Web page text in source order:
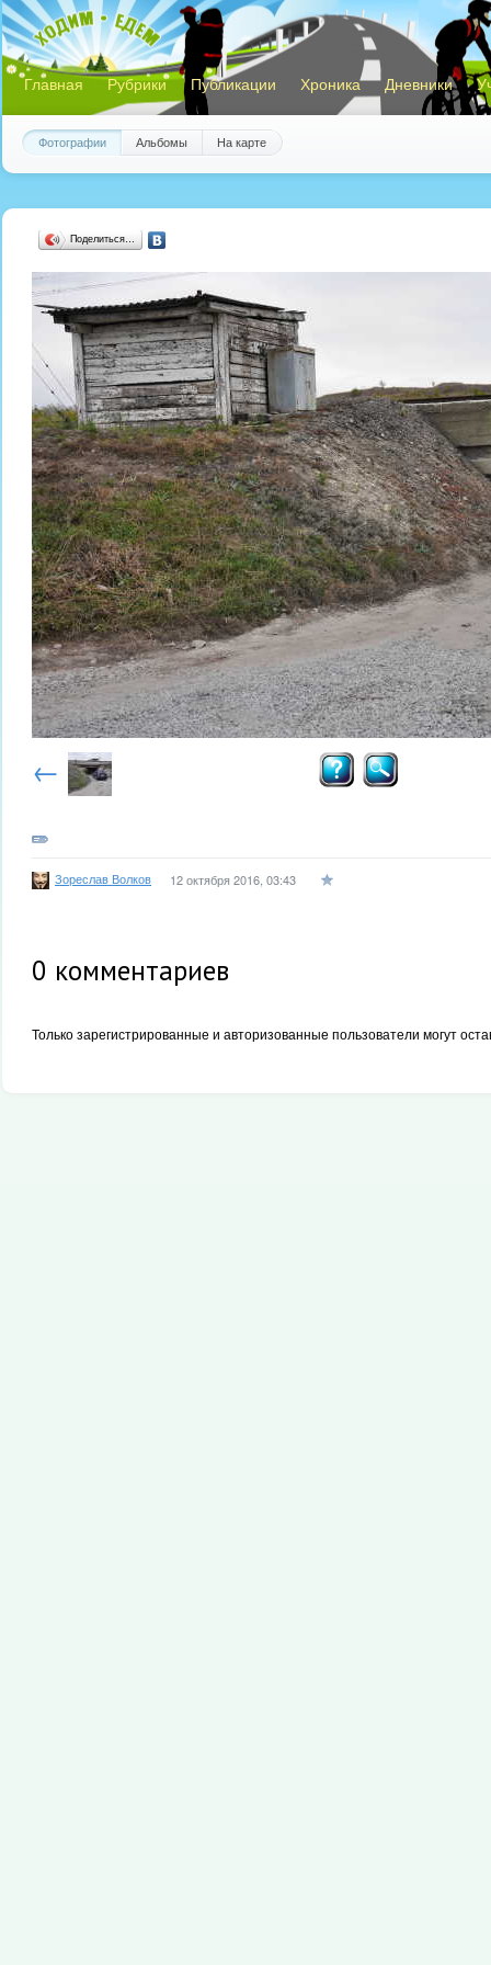
Главная Рубрики Публикации Хроника Дневники
Фотографии Альбомы На карте
Поделиться…
←
Зореслав Волков 12 октября 2016, 03:43
0 комментариев
Только зарегистрированные и авторизованные пользователи могут